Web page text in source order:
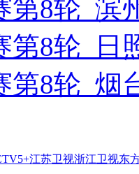
第8轮 滨
第8轮 日
第8轮 烟
江苏卫视浙江卫视东